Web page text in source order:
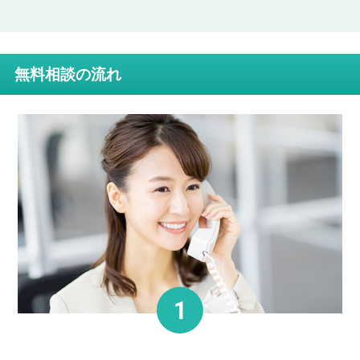
無料相談の流れ